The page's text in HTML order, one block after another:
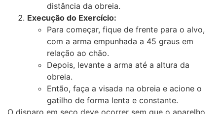
distância da obreia.
Execução do Exercício:
Para começar, fique de frente para o alvo,
com a arma empunhada a 45 graus em
relação ao chão.
Depois, levante a arma até a altura da
obreia.
Então, faça a visada na obreia e acione o
gatilho de forma lenta e constante.
O disparo em seco deve ocorrer sem que o aparelho